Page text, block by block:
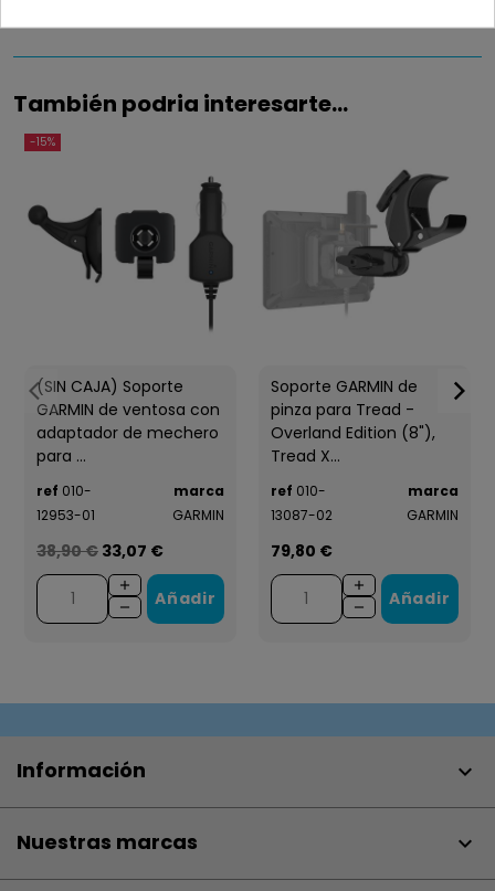
También podria interesarte...
-15%
(SIN CAJA) Soporte
GARMIN de ventosa con
adaptador de mechero
para ...
ref 010-
12953-01
marca
GARMIN
38,90 € 33,07 €
Añadir
Soporte GARMIN de
pinza para Tread -
Overland Edition (8"),
Tread X...
ref 010-
13087-02
marca
GARMIN
79,80 €
Añadir
Información 
Nuestras marcas 